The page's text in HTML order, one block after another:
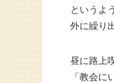
というよ
外に繰り
昼に路上
「教会